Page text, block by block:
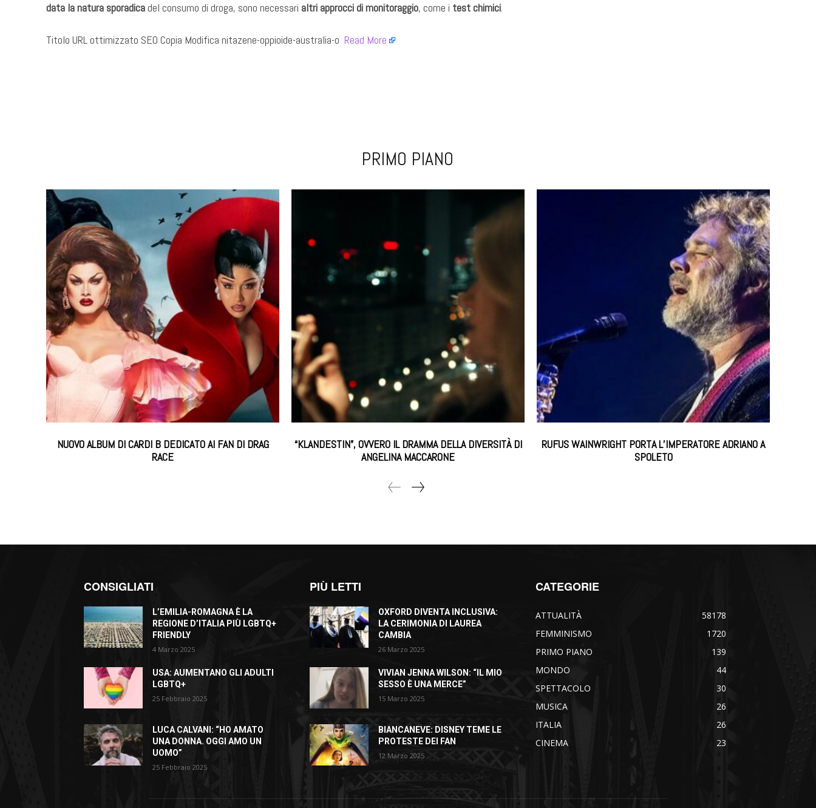
data la natura sporadicadel consumo di droga, sono necessari altri approcci di monitoraggio, come i test chimici.
Titolo URL ottimizzato SEO Copia Modifica nitazene-oppioide-australia-o ​ Read More
PRIMO PIANO
NUOVO ALBUM DI CARDI B DEDICATO AI FAN DI DRAG
RACE
“KLANDESTIN”, OVVERO IL DRAMMA DELLA DIVERSITÀ DI
ANGELINA MACCARONE
RUFUS WAINWRIGHT PORTA L’IMPERATORE ADRIANO A
SPOLETO
CONSIGLIATI
L’EMILIA-ROMAGNA È LA
REGIONE D’ITALIA PIÙ LGBTQ+
FRIENDLY
4 Marzo 2025
USA: AUMENTANO GLI ADULTI
LGBTQ+
25 Febbraio 2025
LUCA CALVANI: “HO AMATO
UNA DONNA. OGGI AMO UN
UOMO”
25 Febbraio 2025
PIÙ LETTI
OXFORD DIVENTA INCLUSIVA:
LA CERIMONIA DI LAUREA
CAMBIA
26 Marzo 2025
VIVIAN JENNA WILSON: “IL MIO
SESSO È UNA MERCE”
15 Marzo 2025
BIANCANEVE: DISNEY TEME LE
PROTESTE DEI FAN
12 Marzo 2025
CATEGORIE
ATTUALITÀ
58178
FEMMINISMO
1720
PRIMO PIANO
139
MONDO
44
SPETTACOLO
30
MUSICA
26
ITALIA
26
CINEMA
23